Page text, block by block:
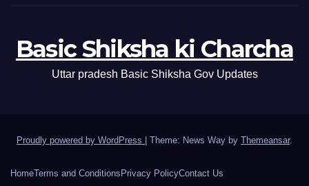
Basic Shiksha ki Charcha
Uttar pradesh Basic Shiksha Gov Updates
Proudly powered by WordPress | Theme: News Way by Themeansar.
HomeTerms and Conditions Privacy PolicyContact Us